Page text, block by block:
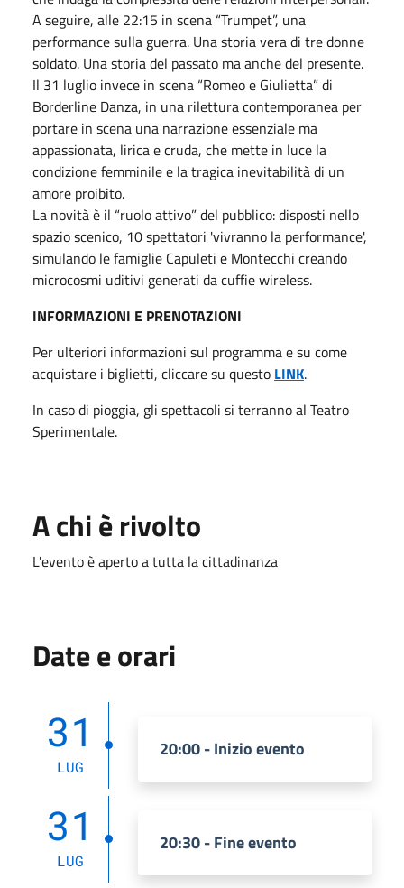
A seguire, alle 22:15 in scena “Trumpet”, una
performance sulla guerra. Una storia vera di tre donne
soldato. Una storia del passato ma anche del presente.
Il 31 luglio invece in scena “Romeo e Giulietta” di
Borderline Danza, in una rilettura contemporanea per
portare in scena una narrazione essenziale ma
appassionata, lirica e cruda, che mette in luce la
condizione femminile e la tragica inevitabilità di un
amore proibito.
La novità è il “ruolo attivo” del pubblico: disposti nello
spazio scenico, 10 spettatori 'vivranno la performance',
simulando le famiglie Capuleti e Montecchi creando
microcosmi uditivi generati da cuffie wireless.
INFORMAZIONI E PRENOTAZIONI
Per ulteriori informazioni sul programma e su come
acquistare i biglietti, cliccare su questo LINK.
In caso di pioggia, gli spettacoli si terranno al Teatro
Sperimentale.
A chi è rivolto
L'evento è aperto a tutta la cittadinanza
Date e orari
31
LUG
20:00 - Inizio evento
31
LUG
20:30 - Fine evento